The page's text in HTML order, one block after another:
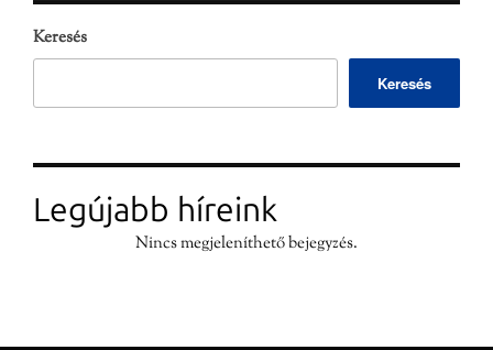
Keresés
Keresés
Legújabb híreink
Nincs megjeleníthető bejegyzés.